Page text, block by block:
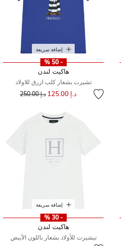
إضافة سريعة
- 50 %
هاكيت لندن
تشيرت بشعار كلب ازرق للاولاد
د.إ 125.00 سعر مخفض من
د.إ 250.00 إلى
إضافة سريعة
- 30 %
هاكيت لندن
تيشيرت للأولاد بشعار باللون الأبيض